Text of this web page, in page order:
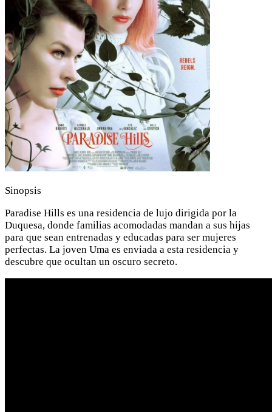
Sinopsis
Paradise Hills es una residencia de lujo dirigida por la
Duquesa, donde familias acomodadas mandan a sus hijas
para que sean entrenadas y educadas para ser mujeres
perfectas. La joven Uma es enviada a esta residencia y
descubre que ocultan un oscuro secreto.